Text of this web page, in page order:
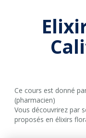
Ce cours est donné
(pharmacien)
Vous découvrirez par
proposés en élixirs